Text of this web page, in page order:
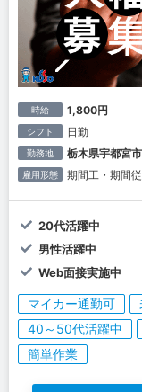
時給 1,800円
シフト 日勤
勤務地 栃木県宇都宮
雇用形態 期間工・期間
20代活躍中
男性活躍中
Web面接実施中
マイカー通勤可
40～50代活躍中
簡単作業